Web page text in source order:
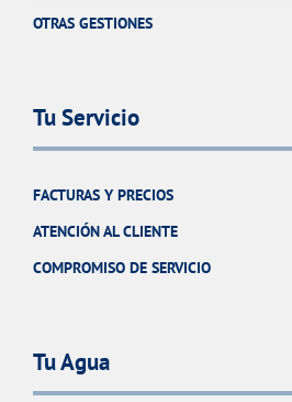
OTRAS GESTIONES
Tu Servicio
FACTURAS Y PRECIOS
ATENCIÓN AL CLIENTE
COMPROMISO DE SERVICIO
Tu Agua